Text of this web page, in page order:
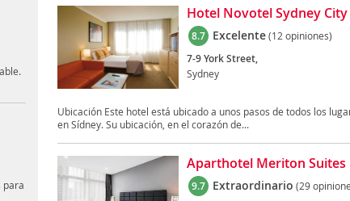
para
Hotel Novotel Sydney
8.7 Excelente(12 opiniones)
7-9 York Street,
Sydney
Ubicación Este hotel está ubicado a unos pasos de todos los
en Sídney. Su ubicación, en el corazón de...
Aparthotel Meriton Suites
9.7 Extraordinario (29